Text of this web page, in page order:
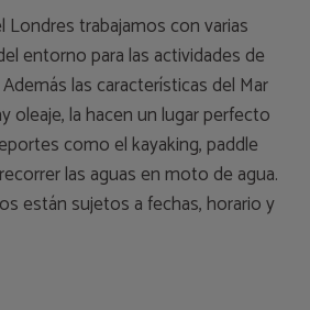
trabajamos con varias
entorno para las actividades de
las características del Mar
oleaje, la hacen un lugar perfecto
como el kayaking, paddle
las aguas en moto de agua.
están sujetos a fechas, horario y